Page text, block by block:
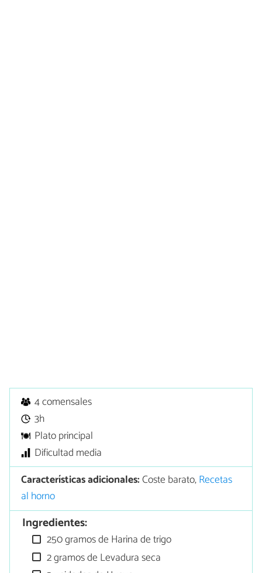
4 comensales
3h
Plato principal
Dificultad media
Características adicionales:Coste barato,Recetas
al horno
Ingredientes:
250 gramos de Harina de trigo
2 gramos de Levadura seca